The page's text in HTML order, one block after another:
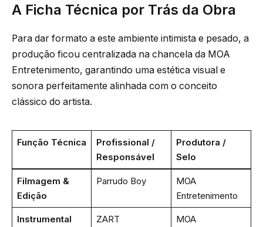
A Ficha Técnica por Trás da Obra
Para dar formato a este ambiente intimista e pesado, a
produção ficou centralizada na chancela da MOA
Entretenimento, garantindo uma estética visual e
sonora perfeitamente alinhada com o conceito
clássico do artista.
Função Técnica
Profissional /
Responsável
Produtora /
Selo
Filmagem &
Edição
Parrudo Boy
MOA
Entretenimento
Instrumental
ZART
MOA